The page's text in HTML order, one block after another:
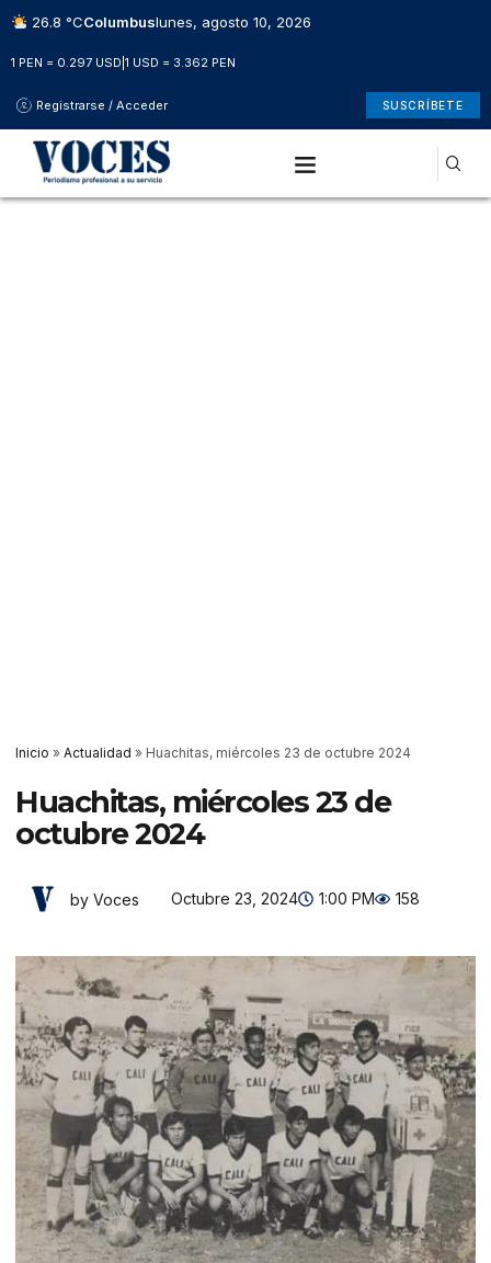
26.8 °CColumbuslunes, agosto 10, 2026
1 PEN = 0.297 USD 1 USD = 3.362 PEN
Registrarse / Acceder SUSCRÍBETE
Inicio » Actualidad » Huachitas, miércoles 23 de octubre 2024
Huachitas, miércoles 23 de
octubre 2024
by Voces Octubre 23, 2024 1:00 PM 158